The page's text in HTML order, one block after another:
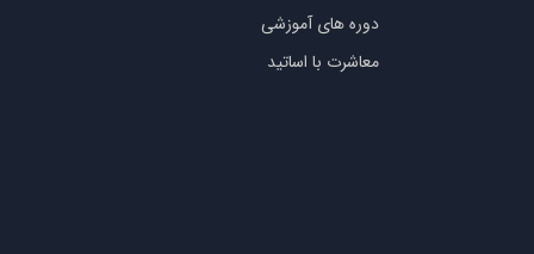
دوره های آموزشی
معاشرت با اساتید